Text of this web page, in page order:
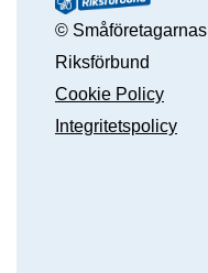
© Småföretagarnas
Riksförbund
Cookie Policy
Integritetspolicy